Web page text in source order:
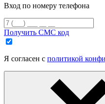
Вход по номеру телефона
Получить СМС код
Я согласен с политикой